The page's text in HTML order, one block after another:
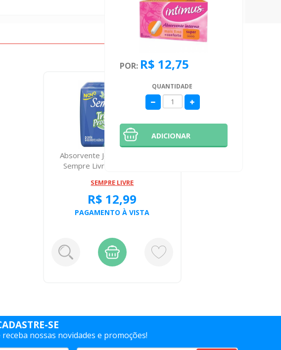
POR: R$ 12,75
QUANTIDADE
ADICIONAR
Absorvente Johnson & Johnson
Sempre Livre Noite Dia Sec...
SEMPRE LIVRE
R$ 12,99
PAGAMENTO À VISTA
SE
receba nossas novidades e promoções!